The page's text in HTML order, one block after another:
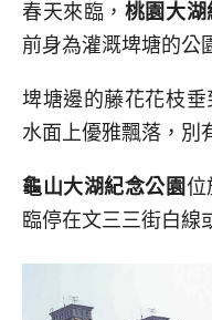
春天來臨， 桃園大湖
前身為灌溉埤塘的公
埤塘邊的藤花花枝
水面上優雅飄落，別
龜山大湖紀念公園 位
臨停在文三三街白線